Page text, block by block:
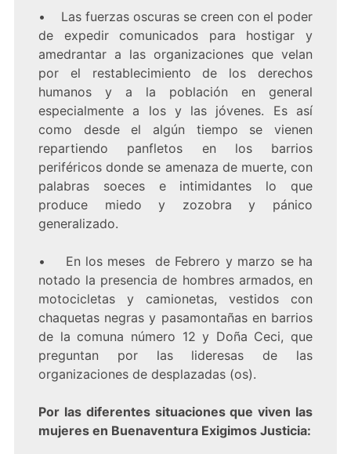
• Las fuerzas oscuras se creen con el poder
de expedir comunicados para hostigar y
amedrantar a las organizaciones que velan
por el restablecimiento de los derechos
humanos y a la población en general
especialmente a los y las jóvenes. Es así
como desde el algún tiempo se vienen
repartiendo panfletos en los barrios
periféricos donde se amenaza de muerte, con
palabras soeces e intimidantes lo que
produce miedo y zozobra y pánico
generalizado.
• En los meses de Febrero y marzo se ha
notado la presencia de hombres armados, en
motocicletas y camionetas, vestidos con
chaquetas negras y pasamontañas en barrios
de la comuna número 12 y Doña Ceci, que
preguntan por las lideresas de las
organizaciones de desplazadas (os).
Por las diferentes situaciones que viven las
mujeres en Buenaventura Exigimos Justicia: